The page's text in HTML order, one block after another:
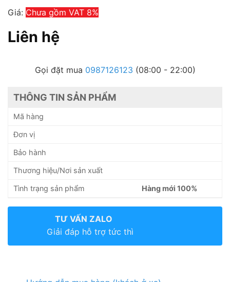
Giá: Chưa gồm VAT 8%
Liên hệ
Gọi đặt mua 0987126123 (08:00 - 22:00)
THÔNG TIN SẢN PHẨM
Mã hàng
Đơn vị
Bảo hành
Thương hiệu/Nơi sản xuất
Tình trạng sản phẩm Hàng mới 100%
TƯ VẤN ZALO
Giải đáp hỗ trợ tức thì